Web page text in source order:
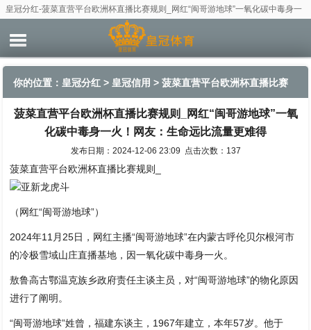
皇冠分红-菠菜直营平台欧洲杯直播比赛规则_网红“闽哥游地球”一氧化碳中毒身一
火！网友：生命远比流量更难得
你的位置： 皇冠分红 > 皇冠信用 > 菠菜直营平台欧洲杯直播比赛
规则_网红“闽哥游地球”一氧化碳中毒身一火！网友：生命远比流
菠菜直营平台欧洲杯直播比赛规则_网红“闽哥游地球”一氧
化碳中毒身一火！网友：生命远比流量更难得
发布日期：2024-12-06 23:09 点击次数：137
菠菜直营平台欧洲杯直播比赛规则_
亚新龙虎斗
（网红“闽哥游地球”）
2024年11月25日，网红主播“闽哥游地球”在内蒙古呼伦贝尔根河市
的冷极雪域山庄直播基地，因一氧化碳中毒身一火。
敖鲁高古鄂温克族乡政府责任主谈主员，对“闽哥游地球”的物化原因
进行了阐明。
“闽哥游地球”姓曾，福建东谈主，1967年建立，本年57岁。他于